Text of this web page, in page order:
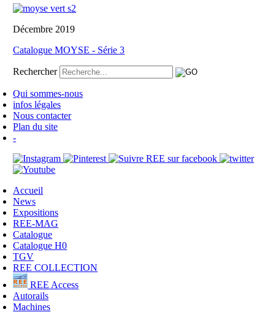
Décembre 2019
Catalogue MOYSE - Série 3
Rechercher
Qui sommes-nous
infos légales
Nous contacter
Plan du site
-
Accueil
News
Expositions
REE-MAG
Catalogue
Catalogue H0
TGV
REE COLLECTION
REE Access
Autorails
Machines